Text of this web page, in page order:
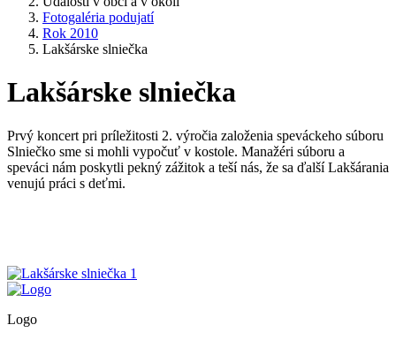
Fotogaléria podujatí
Rok 2010
Lakšárske slniečka
Lakšárske slniečka
Prvý koncert pri príležitosti 2. výročia založenia speváckeho súboru
Slniečko sme si mohli vypočuť v kostole. Manažéri súboru a
speváci nám poskytli pekný zážitok a teší nás, že sa ďalší Lakšárania
venujú práci s deťmi.
Logo